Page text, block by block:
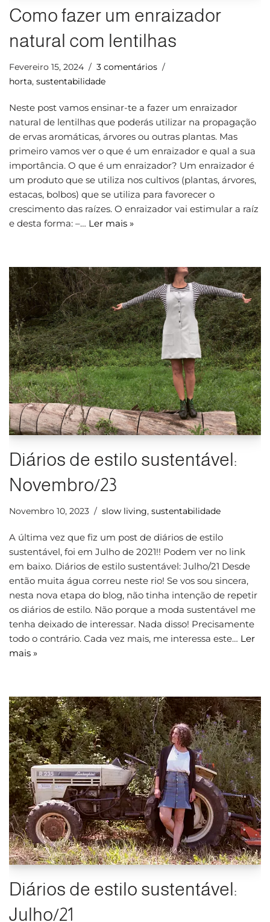
Como fazer um enraizador
natural com lentilhas
Fevereiro 15, 2024
3 comentários
horta, sustentabilidade
Neste post vamos ensinar-te a fazer um enraizador
natural de lentilhas que poderás utilizar na propagação
de ervas aromáticas, árvores ou outras plantas. Mas
primeiro vamos ver o que é um enraizador e qual a sua
importância. O que é um enraizador? Um enraizador é
um produto que se utiliza nos cultivos (plantas, árvores,
estacas, bolbos) que se utiliza para favorecer o
crescimento das raízes. O enraizador vai estimular a raíz
e desta forma: –… Ler mais »
Diários de estilo sustentável:
Novembro/23
Novembro 10, 2023 slow living, sustentabilidade
A última vez que fiz um post de diários de estilo
sustentável, foi em Julho de 2021!! Podem ver no link
em baixo. Diários de estilo sustentável: Julho/21 Desde
então muita água correu neste rio! Se vos sou sincera,
nesta nova etapa do blog, não tinha intenção de repetir
os diários de estilo. Não porque a moda sustentável me
tenha deixado de interessar. Nada disso! Precisamente
todo o contrário. Cada vez mais, me interessa este… Ler
mais »
Diários de estilo sustentável:
Julho/21